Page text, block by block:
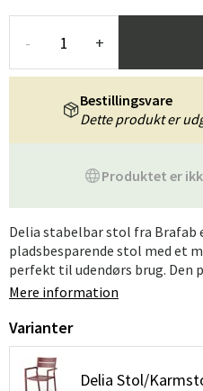
- +
Produktet er
Bestillingsvare
Dette produkt er
Delia stabelbar stol fra Brafab
pladsbesparende stol med et
perfekt til udendørs brug. Den
Mere information
Varianter
Delia Stol/